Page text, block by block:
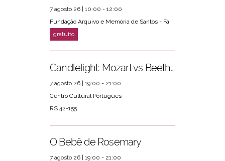
7 agosto 26 | 10:00 - 12:00
Fundação Arquivo e Memória de Santos - Fams
Candlelight: Mozart vs Beethoven
7 agosto 26 | 19:00 - 21:00
Centro Cultural Português
R$ 42-155
O Bebê de Rosemary
7 agosto 26 | 19:00 - 21:00